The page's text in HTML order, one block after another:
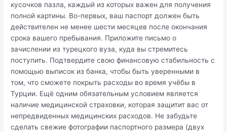
кусочков пазла, каждый из которых важен для получения
полной картины. Во-первых, ваш паспорт должен быть
действителен не менее шести месяцев после окончания
срока вашего пребывания. Приложите письмо о
зачислении из турецкого вуза, куда вы стремитесь
поступить. Подтвердите свою финансовую стабильность с
помощью выписок из банка, чтобы быть уверенными в
том, что сможете покрыть расходы во время учёбы в
Турции. Ещё одним обязательным условием является
наличие медицинской страховки, которая защитит вас от
непредвиденных медицинских расходов. Не забудьте
сделать свежие фотографии паспортного размера (двух